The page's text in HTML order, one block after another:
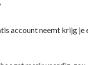
account neemt krijg je